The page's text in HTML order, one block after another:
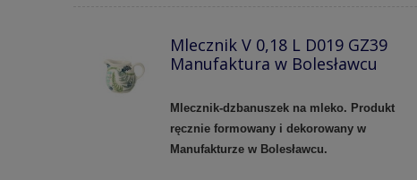
Mlecznik V 0,18 L D019 GZ39
Manufaktura w Bolesławcu
Mlecznik-dzbanuszek na mleko. Produkt
ręcznie formowany i dekorowany w
Manufakturze w Bolesławcu.